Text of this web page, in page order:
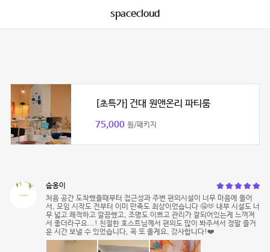
spacecloud
[초특가] 건대 원앤온리 파티룸
75,000 원/패키지
숩옹이
처음 공간 도착했을때부터 접근성과 주변 편의시설이 너무 마음에 들어
서, 모임 시작도 전부터 이미 만족도 최상이었습니다 🤤🫶 내부 시설도 너
무 넓고 쾌적하고 깔끔했고, 조명도 이쁘고 관리가 잘되어있는게 느껴져
서 좋더라구요...! 친절한 호스트님께서 편의도 많이 봐주셔서 정말 즐거
운 시간 보낼 수 있었습니다, 꼭 또 올게요, 감사합니다!❤️